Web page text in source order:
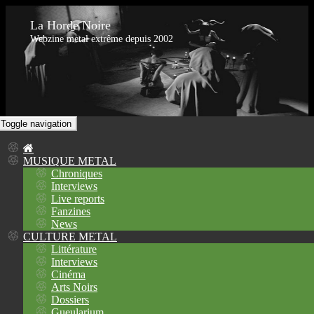
La Horde Noire
Webzine metal extrême depuis 2002
Toggle navigation
MUSIQUE METAL
Chroniques
Interviews
Live reports
Fanzines
News
CULTURE METAL
Littérature
Interviews
Cinéma
Arts Noirs
Dossiers